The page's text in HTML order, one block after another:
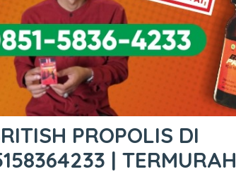
PROPOLIS DI
| TERMURAH